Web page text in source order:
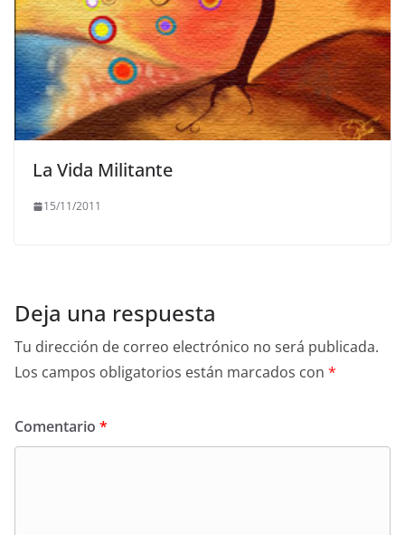
La Vida Militante
15/11/2011
Deja una respuesta
Tu dirección de correo electrónico no será publicada.
Los campos obligatorios están marcados con *
Comentario *